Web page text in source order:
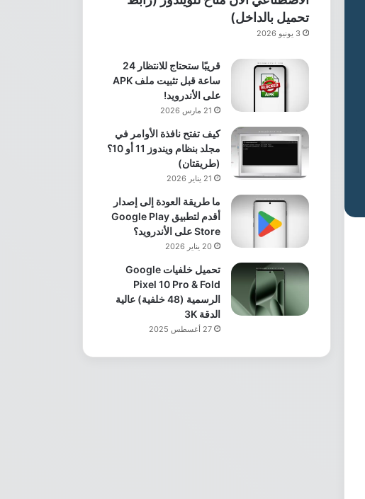
تحميل بالداخل)
3 يونيو 2026
قريبًا ستحتاج للانتظار 24
ساعة قبل تثبيت ملف APK
على الأندرويد!
21 مارس 2026
كيف تفتح نافذة الأوامر في
مجلد بنظام ويندوز 11 أو 10؟
(طريقتان)
21 يناير 2026
ما طريقة العودة إلى إصدار
أقدم لتطبيق Google Play
Store على الأندرويد؟
20 يناير 2026
تحميل خلفيات Google
Pixel 10 Pro & Fold
الرسمية (48 خلفية) عالية
الدقة 3K
27 أغسطس 2025